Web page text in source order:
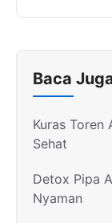
Baca
Kuras Toren
Sehat
Detox Pipa
Nyaman